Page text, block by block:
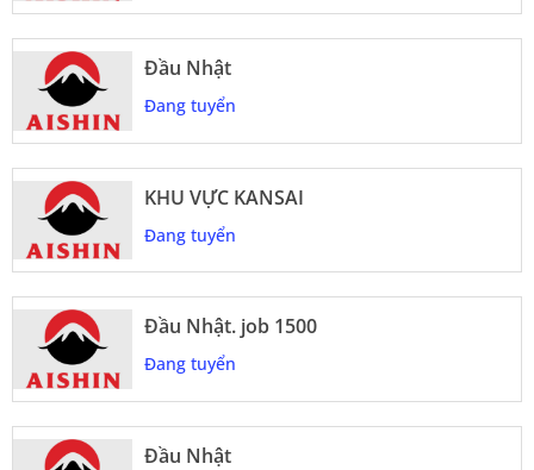
Đầu Nhật
Đang tuyển
KHU VỰC KANSAI
Đang tuyển
Đầu Nhật. job 1500
Đang tuyển
Đầu Nhật